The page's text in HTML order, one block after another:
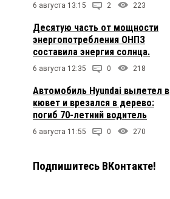
6 августа 13:15 2 223
Десятую часть от мощности
энергопотребления ОНПЗ
составила энергия солнца.
6 августа 12:35 0 218
Автомобиль Hyundai вылетел в
кювет и врезался в дерево:
погиб 70-летний водитель
6 августа 11:55 0 270
Подпишитесь ВКонтакте!